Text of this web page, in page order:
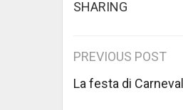
SHARING
Post
PREVIOUS POST
La festa di